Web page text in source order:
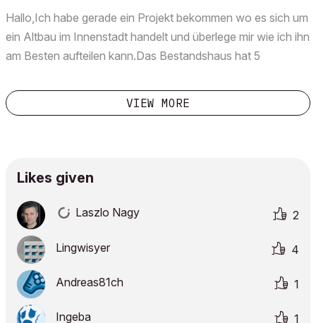
Hallo,Ich habe gerade ein Projekt bekommen wo es sich um
ein Altbau im Innenstadt handelt und überlege mir wie ich ihn
am Besten aufteilen kann.Das Bestandshaus hat 5
einen niedrigeren Zubau, welcher auch 2 Geschoße á ~5m
...
VIEW MORE
Likes given
Laszlo Nagy 2
Lingwisyer 4
Andreas81ch 1
Ingeba 1